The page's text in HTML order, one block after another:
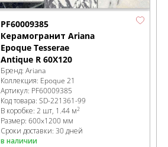
PF60009385
Керамогранит Ariana
Epoque Tesserae
Antique R 60X120
Бренд:Ariana
Коллекция: Epoque 21
Артикул: PF60009385
Код товара:SD-221361-99
В коробке:2 шт, 1.44 м2
Размер:600x1200 мм
Сроки доставки: 30 дней
в наличии